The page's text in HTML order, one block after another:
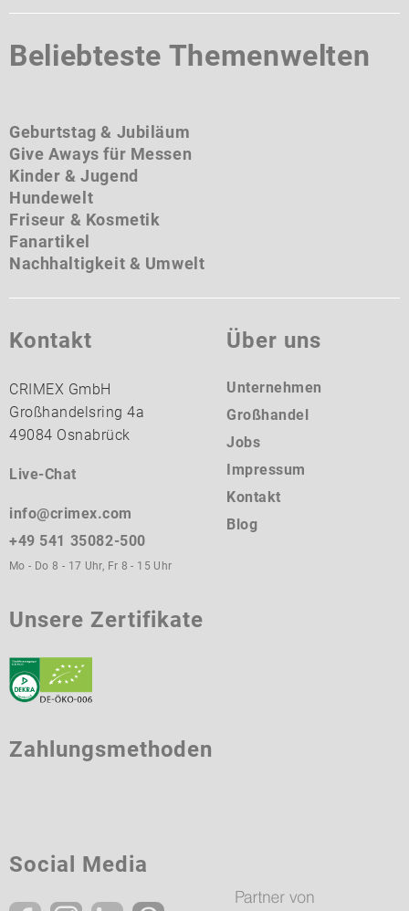
Beliebteste Themenwelten
Geburtstag & Jubiläum
Give Aways für Messen
Kinder & Jugend
Hundewelt
Friseur & Kosmetik
Fanartikel
Nachhaltigkeit & Umwelt
Kontakt
CRIMEX GmbH
Großhandelsring 4a
49084 Osnabrück
Live-Chat
info@crimex.com
+49 541 35082-500
Mo - Do 8 - 17 Uhr, Fr 8 - 15 Uhr
Über uns
Unternehmen
Großhandel
Jobs
Impressum
Kontakt
Blog
Unsere Zertifikate
Zahlungsmethoden
Social Media